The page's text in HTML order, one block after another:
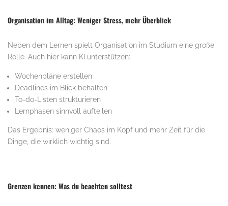
Organisation im Alltag: Weniger Stress, mehr Überblick
Neben dem Lernen spielt Organisation im Studium eine große
Rolle. Auch hier kann KI unterstützen:
Wochenpläne erstellen
Deadlines im Blick behalten
To-do-Listen strukturieren
Lernphasen sinnvoll aufteilen
Das Ergebnis: weniger Chaos im Kopf und mehr Zeit für die
Dinge, die wirklich wichtig sind.
Grenzen kennen: Was du beachten solltest